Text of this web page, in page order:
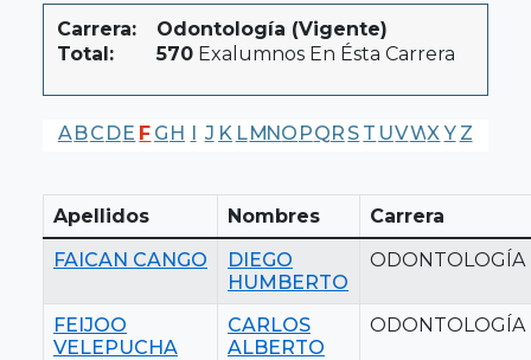
Carrera:
Odontología (Vigente)
Total:
570 Exalumnos En Ésta Carrera
A BC DE F G H I J K LMNO PQR S T UVWX Y Z
Apellidos Nombres
Carrera
FAICAN CANGO
DIEGO
HUMBERTO
ODONTOLOGÍA
FEIJOO
VELEPUCHA
CARLOS
ALBERTO
ODONTOLOGÍA